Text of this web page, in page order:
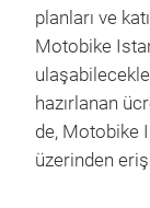
planları ve
Motobike
hazırlanan
de, Motobike
üzerinden